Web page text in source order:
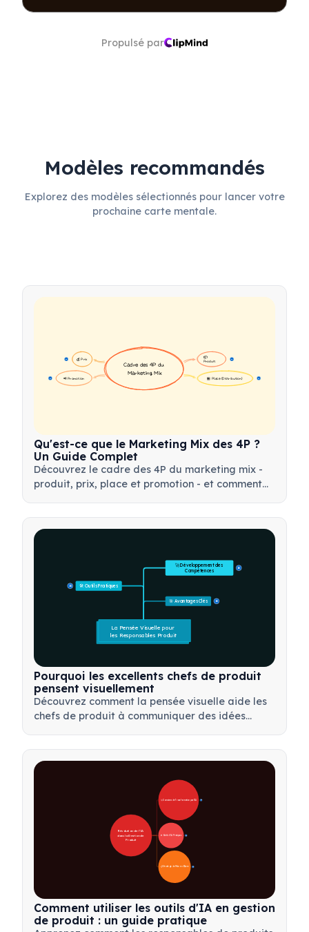
Propulsé par
Modèles recommandés
Explorez des modèles sélectionnés pour lancer votre
prochaine carte mentale.
📦
Produit
16
💰 Prix
16
🏪 Place (Distribution) 17
📢 Promotion
17
Cadre des 4P du
Marketing Mix
Qu'est-ce que le Marketing Mix des 4P ?
Un Guide Complet
Découvrez le cadre des 4P du marketing mix -
produit, prix, place et promotion - et comment
🎯 Avantages Clés 15
🛠️ Outils Pratiques
15
🚀 Développement des
Compétences
15
La Pensée Visuelle pour
les Responsables Produit
Pourquoi les excellents chefs de produit
pensent visuellement
Découvrez comment la pensée visuelle aide les
chefs de produit à communiquer des idées
utilisant des cadres tels que les cartes mentales
et les arbres de produits.
🚀 Domaines de Transformation par l'IA
🛠️ Outils d'IA Pratiques
📋 Stratégie de Mise en Œuvre
Révolution de l'IA
dans la Gestion de
Produit
Comment utiliser les outils d'IA en gestion
de produit : un guide pratique